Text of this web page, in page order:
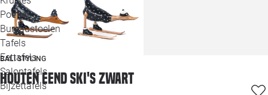
Poefjes
Bureaustoelen
Tafels
Eettafels
Salontafels
Bijzettafels
BALI STYLING
Houten eend ski's zwart